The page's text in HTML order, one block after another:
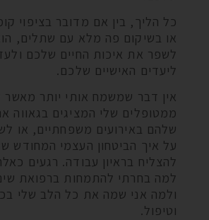
כל הליך, בין אם מדובר בציפוי
או בשיקום פה מלא עם שתלים,
לשפר את איכות החיים שלכם
ליעדים האישיים שלכם.
אין דבר שמשמח אותי יותר מאשר
ממטופלים שלי המציגים בגאווה
שלהם באירועים משפחתיים, או
על איך הביטחון העצמי המחודש
להצליח בראיון עבודה. רגעים
למה בחרתי להתמחות ברפואת
ולמה אני שמה את כל הלב שלי
וטיפול.